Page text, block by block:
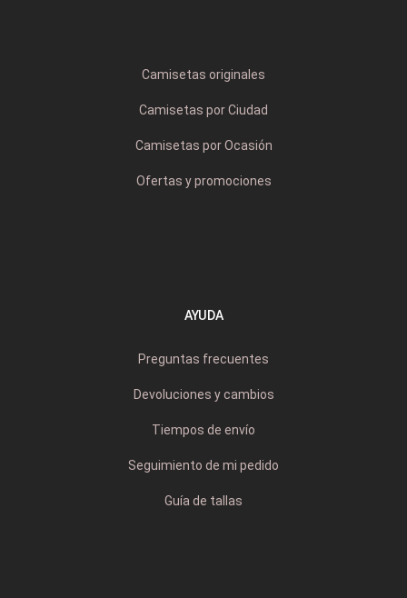
Camisetas originales
Camisetas por Ciudad
Camisetas por Ocasión
Ofertas y promociones
AYUDA
Preguntas frecuentes
Devoluciones y cambios
Tiempos de envío
Seguimiento de mi pedido
Guía de tallas